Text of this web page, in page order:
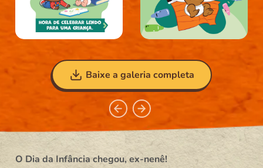
Baixe a galeria completa
O Dia da Infância chegou, ex-nenê!